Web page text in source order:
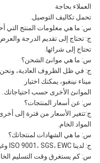
العملاء بحاجة
تحمل تكاليف التوصيل.
س: ما هي معلومات المنتج التي
ج: تحتاج إلى تقديم الدرجة
تحتاج إلى شرائها.
س: ما هي موانئ الشحن؟
ج: في ظل الظروف العادية،
ميناء نينغبو، يمكنك اختيار
الموانئ الأخرى حسب احتياجاتك.
س: عن أسعار المنتجات؟
ج:تتغير الأسعار من فترة إلى
المواد الخام.
س: ما هي الشهادات لمنتجاتك؟
ج: لدينا ISO 9001، SGS، EWC وغيرها من الشهادات.
س: كم يستغرق وقت التسليم